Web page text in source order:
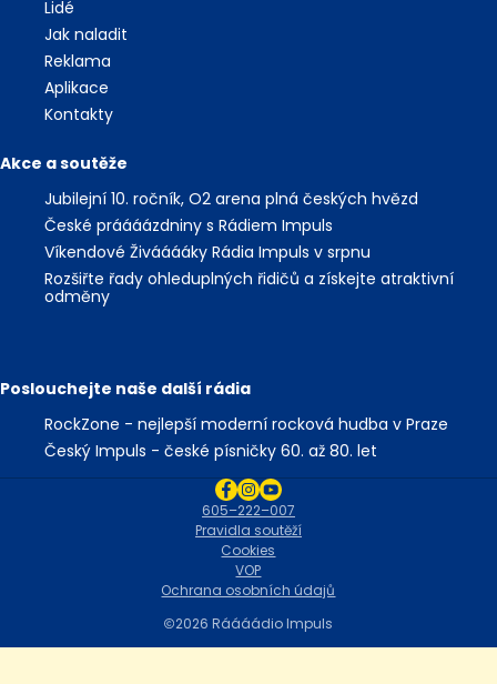
Lidé
Jak naladit
Reklama
Aplikace
Kontakty
Akce a soutěže
Jubilejní 10. ročník, O2 arena plná českých hvězd
České práááázdniny s Rádiem Impuls
Víkendové Živááááky Rádia Impuls v srpnu
Rozšiřte řady ohleduplných řidičů a získejte atraktivní
odměny
Poslouchejte naše další rádia
RockZone - nejlepší moderní rocková hudba v Praze
Český Impuls - české písničky 60. až 80. let
2026 Ráááádio Impuls
Ochrana osobních údajů
VOP
Cookies
Pravidla soutěží
605–222–007